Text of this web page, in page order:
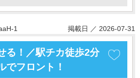
1 掲載日 ／ 2026-07-31
る！／駅チカ徒歩2分
でフロント！